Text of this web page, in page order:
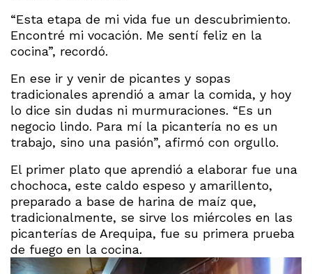
“Esta etapa de mi vida fue un descubrimiento.
Encontré mi vocación. Me sentí feliz en la
cocina”, recordó.
En ese ir y venir de picantes y sopas
tradicionales aprendió a amar la comida, y hoy
lo dice sin dudas ni murmuraciones. “Es un
negocio lindo. Para mí la picantería no es un
trabajo, sino una pasión”, afirmó con orgullo.
El primer plato que aprendió a elaborar fue una
chochoca, este caldo espeso y amarillento,
preparado a base de harina de maíz que,
tradicionalmente, se sirve los miércoles en las
picanterías de Arequipa, fue su primera prueba
de fuego en la cocina.